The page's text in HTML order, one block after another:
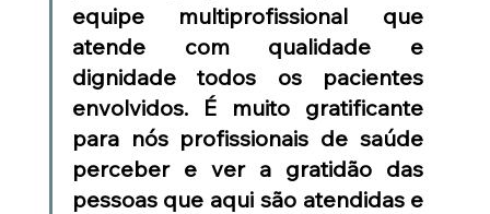
equipe multiprofissional que
atende com qualidade e
dignidade todos os pacientes
envolvidos. É muito gratificante
para nós profissionais de saúde
perceber e ver a gratidão das
pessoas que aqui são atendidas e